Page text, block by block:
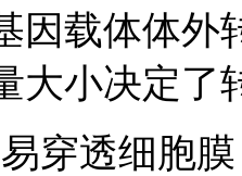
因载体体外
大小决定了
穿透细胞